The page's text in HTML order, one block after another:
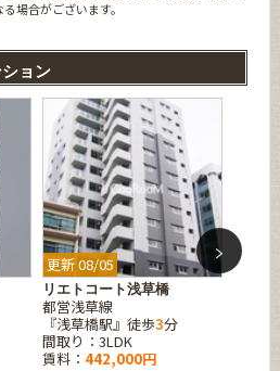
場合がございます。
ョン
更新 08/05
リエトコート浅草橋
都営浅草線
『浅草橋駅』徒歩3分
間取り：3LDK
賃料： 442,000円
更新